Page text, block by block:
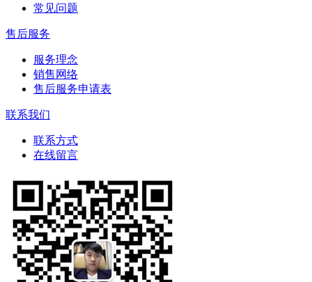
常见问题
售后服务
服务理念
销售网络
售后服务申请表
联系我们
联系方式
在线留言